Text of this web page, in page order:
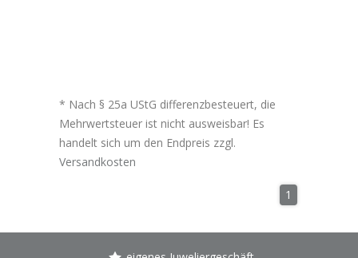
* Nach § 25a UStG differenzbesteuert, die
Mehrwertsteuer ist nicht ausweisbar! Es
handelt sich um den Endpreis zzgl.
Versandkosten
1